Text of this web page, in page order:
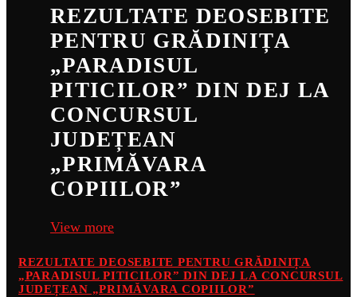
REZULTATE DEOSEBITE
PENTRU GRĂDINIȚA
„PARADISUL
PITICILOR” DIN DEJ LA
CONCURSUL
JUDEȚEAN
„PRIMĂVARA
COPIILOR”
View more
REZULTATE DEOSEBITE PENTRU GRĂDINIȚA
„PARADISUL PITICILOR” DIN DEJ LA CONCURSUL
JUDEȚEAN „PRIMĂVARA COPIILOR”